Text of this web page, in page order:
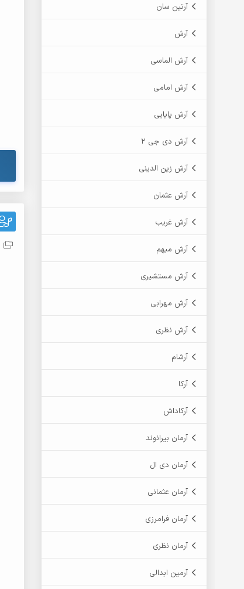
آرتین سان
آرش
آرش الماسی
آرش امامی
آرش پایایی
آرش دی جی 2
آرش زین الدینی
آرش عثمان
آرش غریب
آرش مبهم
آرش مستشیری
آرش مهرابی
آرش نظری
آرشام
آرکا
آرکاداش
آرمان بیرانوند
آرمان دی ال
آرمان عثمانی
آرمان فرامرزی
آرمان نظری
آرمین ابدالی